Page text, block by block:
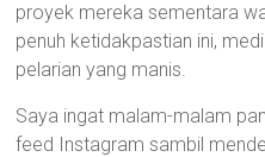
proyek mereka sementara
penuh ketidakpastian ini,
pelarian yang manis.
Saya ingat malam-malam
feed Instagram sambil